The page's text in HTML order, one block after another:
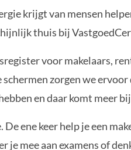
🕐 Fulltime
📅 3 maanden
krijgt van mensen
thuis bij
voor makelaars,
zorgen we
en daar komt meer
De ene keer help je een
je mee aan examens of